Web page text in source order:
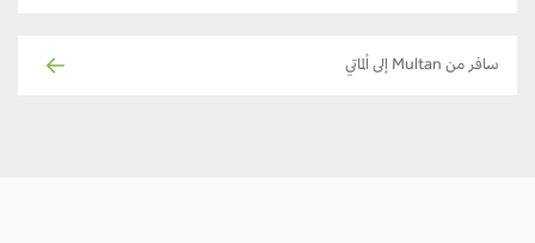
سافر من Multan إلى ألماتي